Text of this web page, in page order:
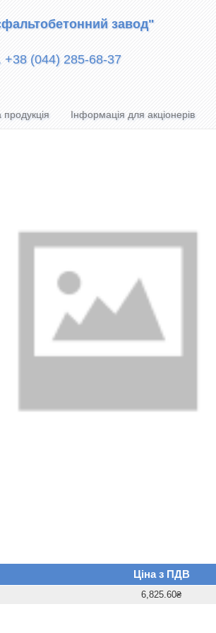
завод"
+38 (044) 285-68-37
Інформація для акціонерів
Ціна з ПДВ
6,825.60₴